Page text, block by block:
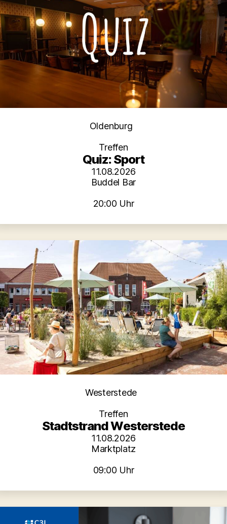
Kategorien
Oldenburg
Treffen
Quiz: Sport
11.08.2026
Buddel Bar
20:00 Uhr
Kategorien
Westerstede
Treffen
Stadtstrand Westerstede
11.08.2026
Marktplatz
09:00 Uhr